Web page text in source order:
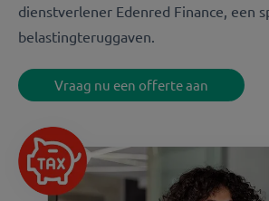
dienstverlener Edenred Finance, een
belastingteruggaven.
Vraag nu een offerte aan